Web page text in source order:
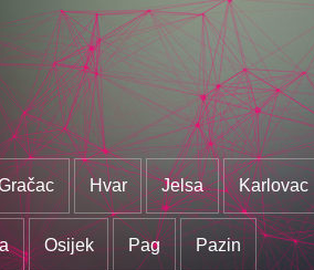
Hvar Jelsa Karlovac
Osijek Pag Pazin